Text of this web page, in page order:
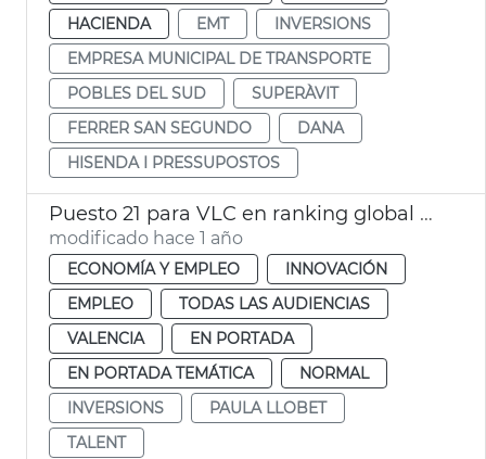
HACIENDA
EMT
INVERSIONS
EMPRESA MUNICIPAL DE TRANSPORTE
POBLES DEL SUD
SUPERÀVIT
FERRER SAN SEGUNDO
DANA
HISENDA I PRESSUPOSTOS
Puesto 21 para VLC en ranking global ciudades que más talento atraen
modificado hace 1 año
ECONOMÍA Y EMPLEO
INNOVACIÓN
EMPLEO
TODAS LAS AUDIENCIAS
VALENCIA
EN PORTADA
EN PORTADA TEMÁTICA
NORMAL
INVERSIONS
PAULA LLOBET
TALENT